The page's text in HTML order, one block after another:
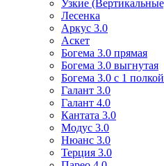
Узкие
Лесенка
Аркус 3.0
Аскет
Богема 3.0 прямая
Богема 3.0 выгнутая
Богема 3.0 с 1 полкой
Галант 3.0
Галант 4.0
Кантата 3.0
Модус 3.0
Нюанс 3.0
Терция 3.0